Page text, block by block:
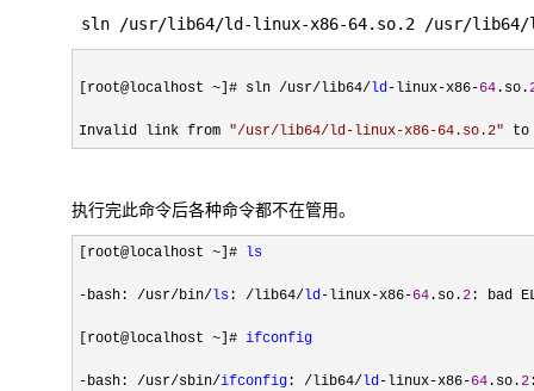
sln /usr/lib64/ld-linux-x86-64.so.2 /usr/lib64/
[root@localhost ~]# sln /usr/lib64/ ld-linux-x86-64 .so.
Invalid link from "/usr/lib64/ld-linux-x86-64.so.2"
执行完此命令后各种命令都不在管用。
[root@localhost ~]# ls
-bash: /usr/bin/ ls : /lib64/ ld-linux-x86-64 .so.2 : bad
[root@localhost ~]# ifconfig
-bash: /usr/sbin/ifconfig : /lib64/ ld-linux-x86-64 .so.2